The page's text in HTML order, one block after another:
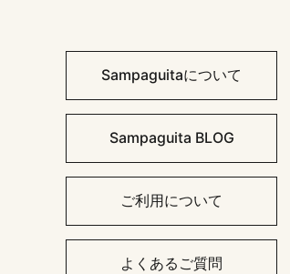
Sampaguitaについて
Sampaguita BLOG
ご利用について
よくあるご質問